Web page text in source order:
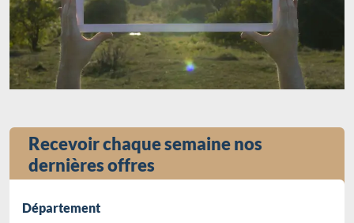
Recevoir chaque semaine nos
dernières offres
Département